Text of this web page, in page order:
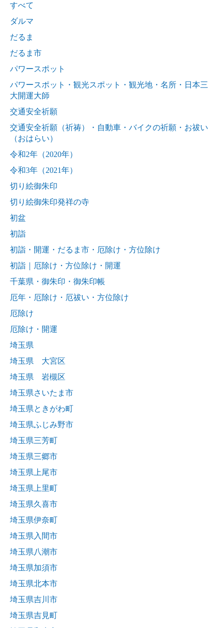
すべて
ダルマ
だるま
だるま市
パワースポット
パワースポット・観光スポット・観光地・名所・日本三
大開運大師
交通安全祈願
交通安全祈願（祈祷）・自動車・バイクの祈願・お祓い
（おはらい）
令和2年（2020年）
令和3年（2021年）
切り絵御朱印
切り絵御朱印発祥の寺
初盆
初詣
初詣・開運・だるま市・厄除け・方位除け
初詣｜厄除け・方位除け・開運
千葉県・御朱印・御朱印帳
厄年・厄除け・厄祓い・方位除け
厄除け
厄除け・開運
埼玉県
埼玉県 大宮区
埼玉県 岩槻区
埼玉県さいたま市
埼玉県ときがわ町
埼玉県ふじみ野市
埼玉県三芳町
埼玉県三郷市
埼玉県上尾市
埼玉県上里町
埼玉県久喜市
埼玉県伊奈町
埼玉県入間市
埼玉県八潮市
埼玉県加須市
埼玉県北本市
埼玉県吉川市
埼玉県吉見町